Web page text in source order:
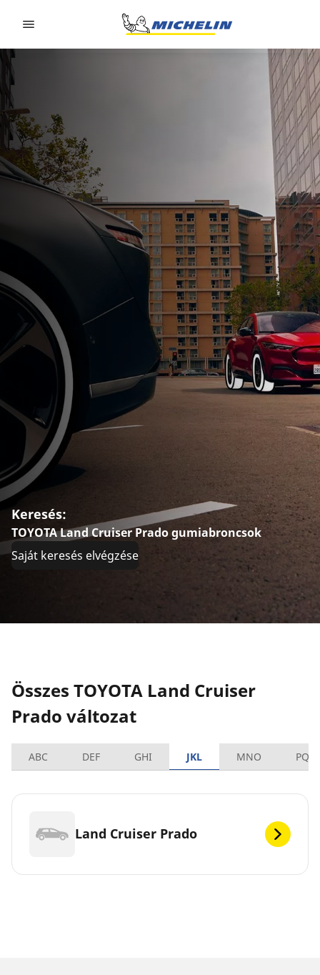
Keresés:
TOYOTA Land Cruiser Prado gumiabroncsok
Saját keresés elvégzése
Összes TOYOTA Land Cruiser
Prado változat
ABC DEF GHI JKL MNO
Land Cruiser Prado